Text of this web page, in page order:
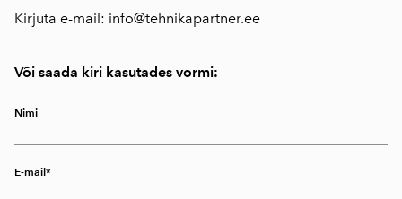
Kirjuta e-mail: info@tehnikapartner.ee
Või saada kiri kasutades vormi:
Nimi
E-mail